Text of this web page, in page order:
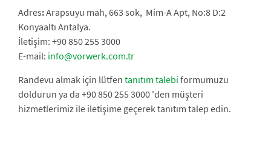
Adres:Arapsuyu mah, 663 sok, Mim-A Apt, No:8 D:2
Konyaaltı Antalya.
İletişim: +90 850 255 3000
E-mail: info@vorwerk.com.tr
Randevu almak için lütfen tanıtım talebi formumuzu
doldurun ya da +90 850 255 3000 'den müşteri
hizmetlerimiz ile iletişime geçerek tanıtım talep edin.